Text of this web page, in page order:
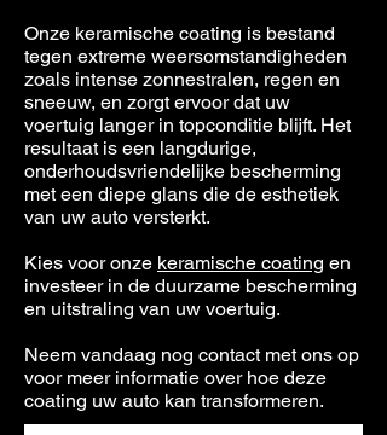
Onze keramische coating is bestand
tegen extreme weersomstandigheden
zoals intense zonnestralen, regen en
sneeuw, en zorgt ervoor dat uw
voertuig langer in topconditie blijft. Het
resultaat is een langdurige,
onderhoudsvriendelijke bescherming
met een diepe glans die de esthetiek
van uw auto versterkt.
Kies voor onze keramische coating en
investeer in de duurzame bescherming
en uitstraling van uw voertuig.
Neem vandaag nog contact met ons op
voor meer informatie over hoe deze
coating uw auto kan transformeren.